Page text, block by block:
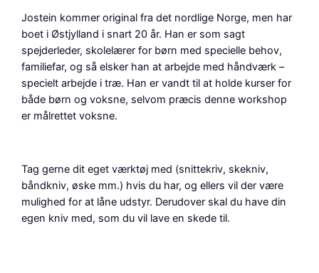
Jostein kommer original fra det nordlige Norge, men har
boet i Østjylland i snart 20 år. Han er som sagt
spejderleder, skolelærer for børn med specielle behov,
familiefar, og så elsker han at arbejde med håndværk –
specielt arbejde i træ. Han er vandt til at holde kurser for
både børn og voksne, selvom præcis denne workshop
er målrettet voksne.
Tag gerne dit eget værktøj med (snittekriv, skekniv,
båndkniv, øske mm.) hvis du har, og ellers vil der være
mulighed for at låne udstyr. Derudover skal du have din
egen kniv med, som du vil lave en skede til.